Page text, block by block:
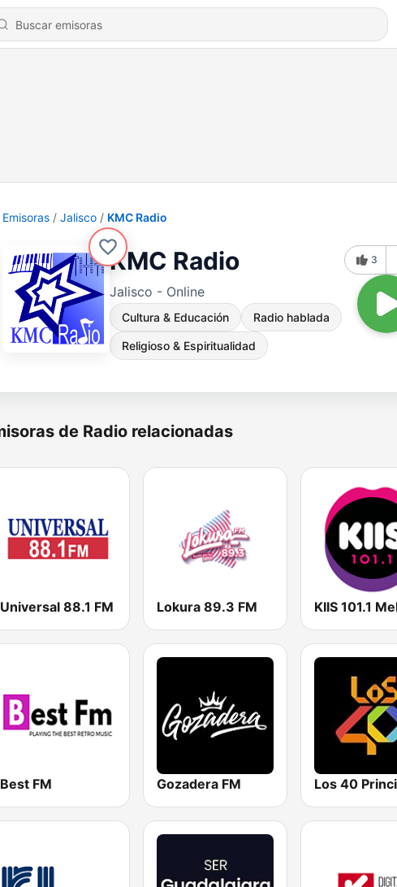
Emisoras Jalisco KMC Radio
KMC Radio
Jalisco - Online
Cultura & Educación Radio hablada
Religioso & Espiritualidad
3
de Radio relacionadas
Universal 88.1 FM Lokura 89.3 FM
Best FM Gozadera FM